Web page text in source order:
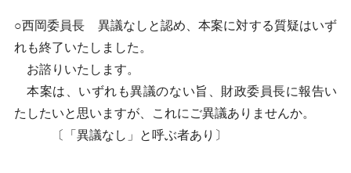
○西岡委員長 異議なしと認め、本案に対する質疑はいず
れも終了いたしました。
お諮りいたします。
本案は、いずれも異議のない旨、財政委員長に報告い
たしたいと思いますが、これにご異議ありませんか。
〔「異議なし」と呼ぶ者あり〕